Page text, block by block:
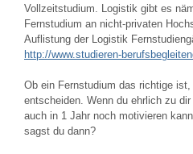
Vollzeitstudium. Logistik gibt es
Fernstudium an nicht-privaten
Auflistung der Logistik
http://www.studieren-
Ob ein Fernstudium das richtige
entscheiden. Wenn du ehrlich zu
auch in 1 Jahr noch motivieren
sagst du dann?